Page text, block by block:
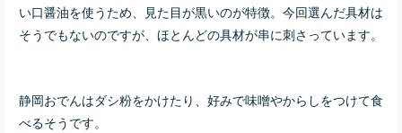
い口醤油を使うため、見た目が黒いのが特徴。今回選んだ具材は
そうでもないのですが、ほとんどの具材が串に刺さっています。
静岡おでんはダシ粉をかけたり、好みで味噌やからしをつけて食
べるそうです。